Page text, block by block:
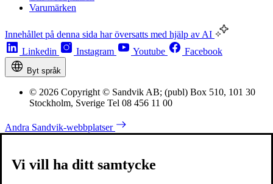
Varumärken
Innehållet på denna sida har översatts med hjälp av AI
Linkedin
Instagram Youtube Facebook
Byt språk
© 2026 Copyright © Sandvik AB; (publ) Box 510, 101 30
Stockholm, Sverige Tel 08 456 11 00
Andra Sandvik-webbplatser
Vi vill ha ditt samtycke